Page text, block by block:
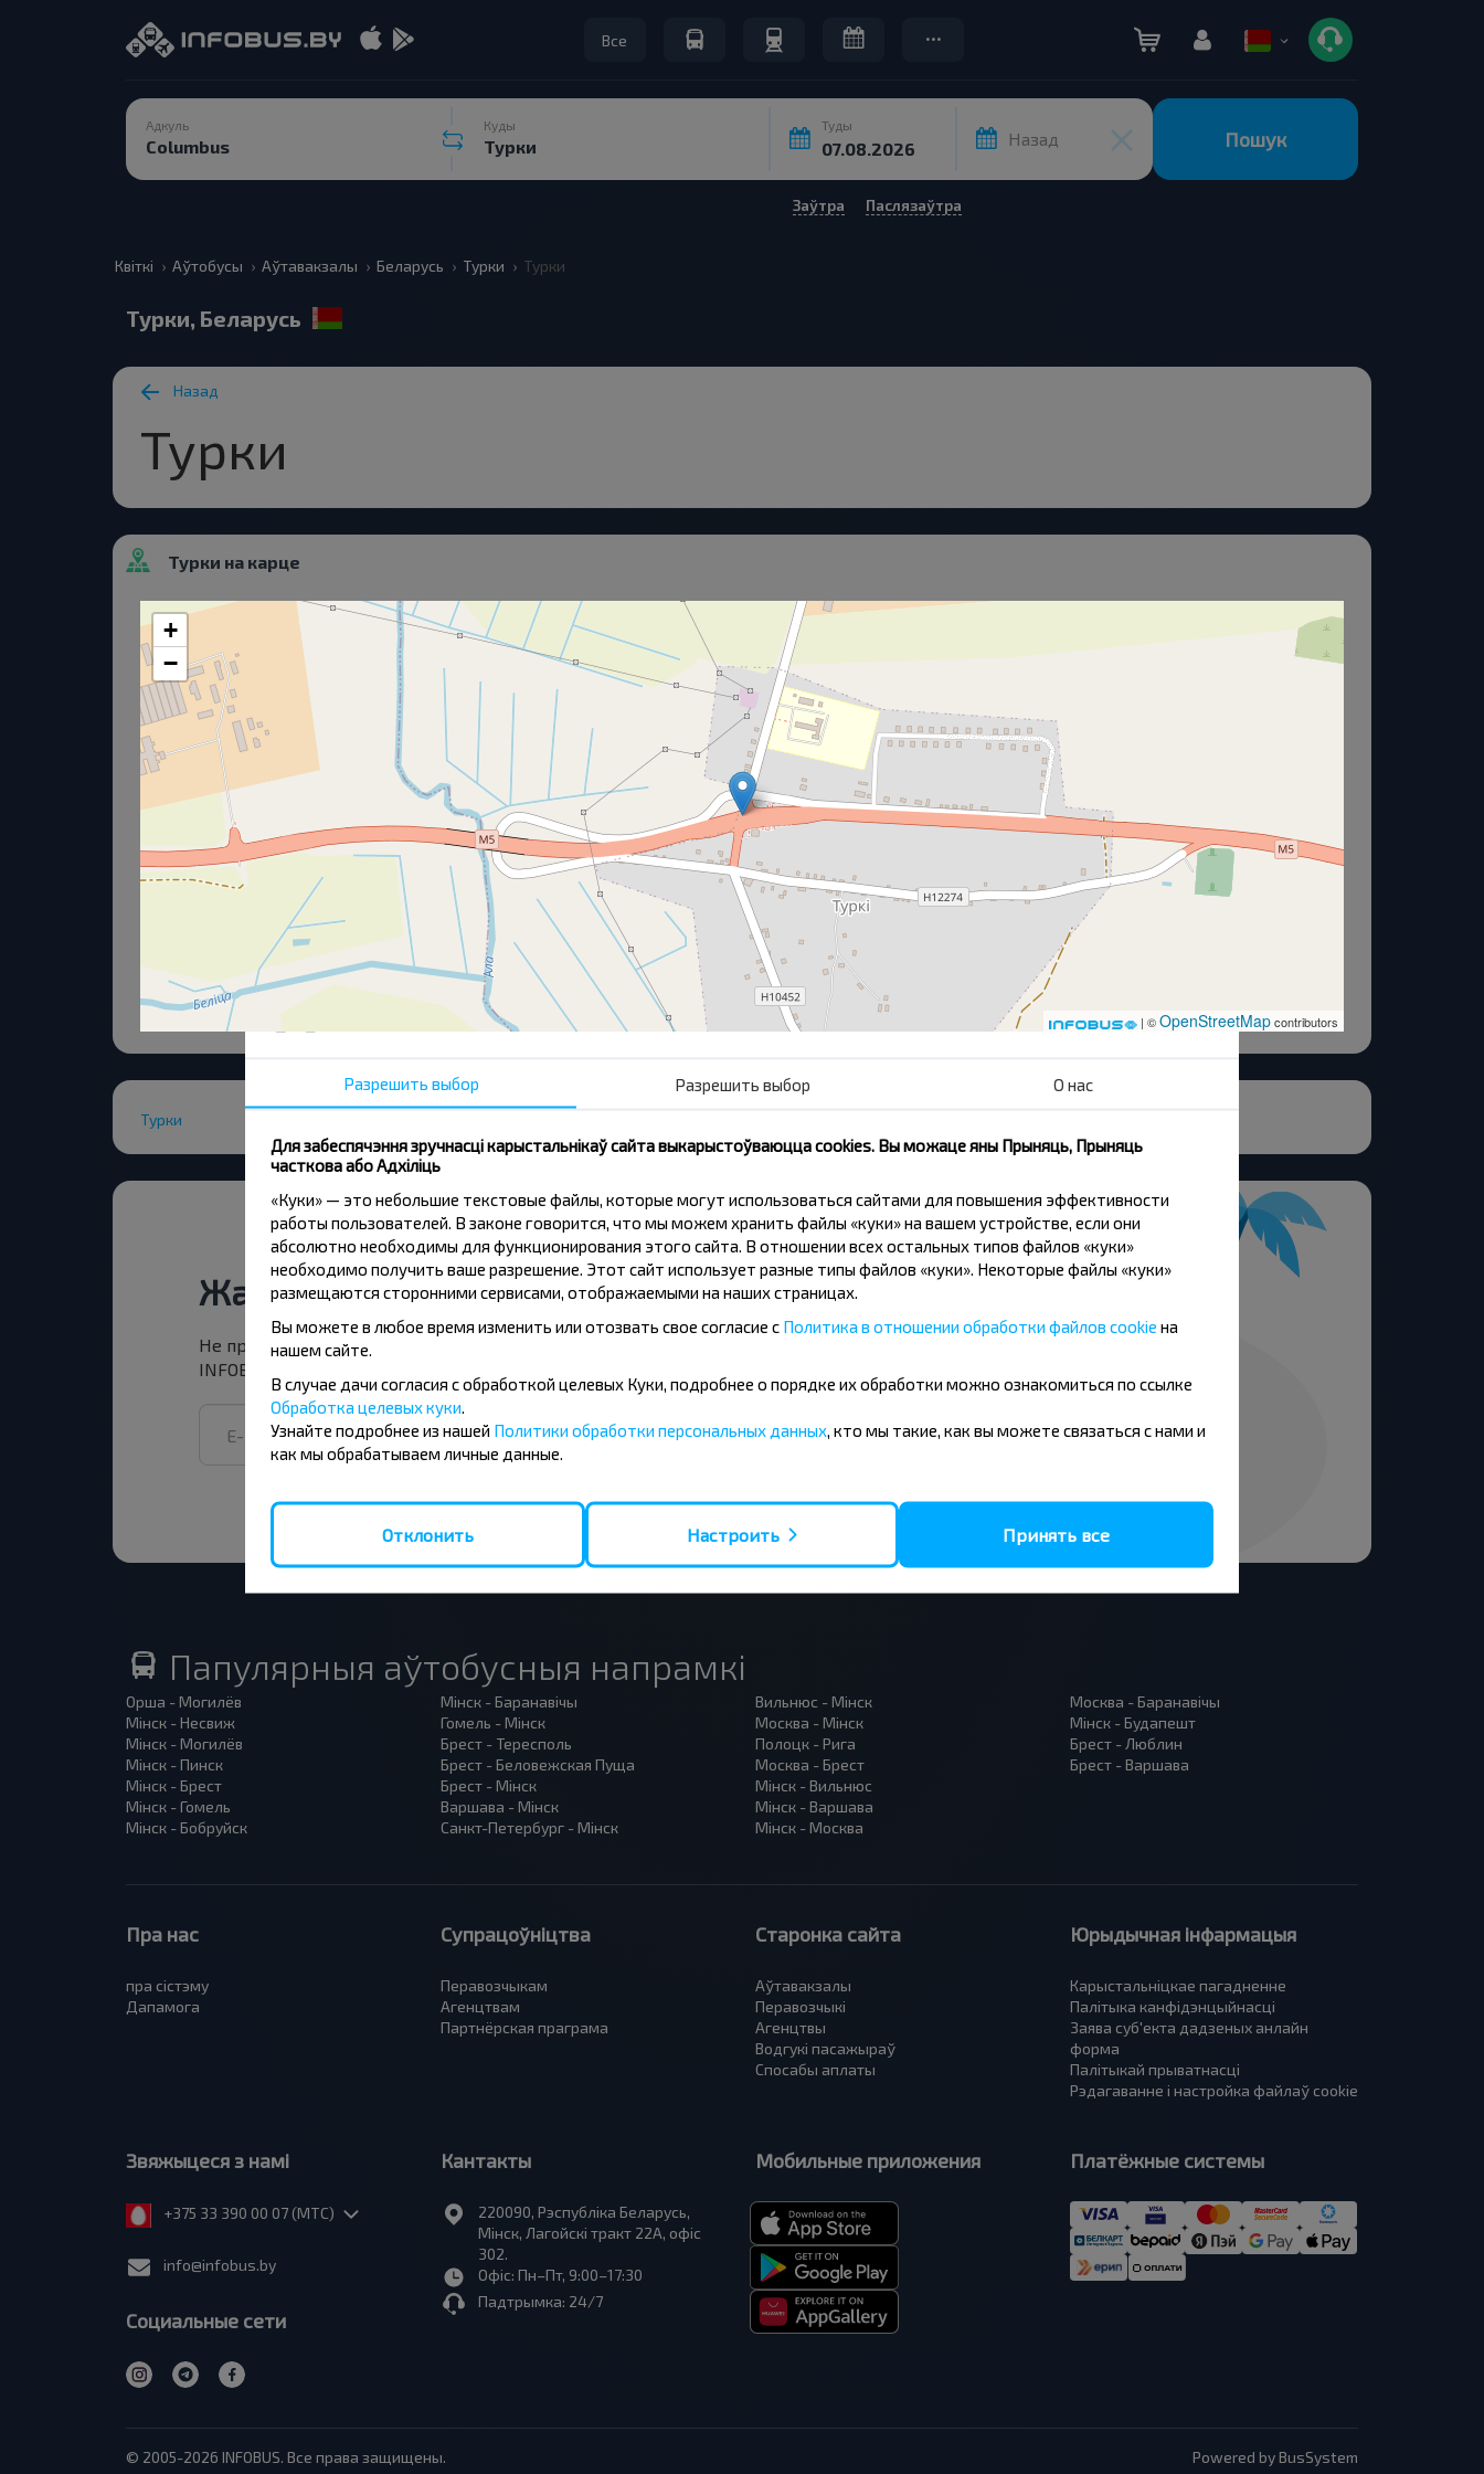
Все
Адкуль Куды Туды
Назад Пошук
Заўтра Паслязаўтра
Квіткі Аўтобусы Аўтавакзалы Беларусь Турки Турки
Турки, Беларусь
Назад
Турки
Турки на карце
+
−
| ©OpenStreetMapcontributors
Турки
Жадаеце падарожнічаць танней?
Не прапусці спецыяльныя акцыі, зніжкі і іншыя цікавыя прапановы
INFOBUS. Падпішыся на атрыманне навін і падарожнічай з намі танней!
Падпісацц
Папулярныя аўтобусныя напрамкі
Орша - Могилёв
Мінск - Несвиж
Мінск - Могилёв
Мінск - Пинск
Мінск - Брест
Мінск - Гомель
Мінск - Бобруйск
Мінск - Баранавiчы
Гомель - Мінск
Брест - Тересполь
Брест - Беловежская Пуща
Брест - Мінск
Варшава - Мінск
Санкт-Петербург - Мінск
Вильнюс - Мінск
Москва - Мінск
Полоцк - Рига
Москва - Брест
Мінск - Вильнюс
Мінск - Варшава
Мінск - Москва
Москва - Баранавiчы
Мінск - Будапешт
Брест - Люблин
Брест - Варшава
Пра нас
пра сiстэму
Дапамога
Супрацоўніцтва
Перавозчыкам
Агенцтвам
Партнёрская праграма
Старонка сайта
Аўтавакзалы
Перавозчыкі
Агенцтвы
Водгукі пасажыраў
Спосабы аплаты
Юрыдычная інфармацыя
Карыстальніцкае пагадненне
Палітыка канфідэнцыйнасці
Заява суб'екта дадзеных анлайн
форма
Палітыкай прыватнасці
Рэдагаванне і настройка файлаў cookie
Звяжыцеся з намі
+375 33 390 00 07 (МТС)
info@infobus.by
Социальные сети
Кантакты
220090, Рэспубліка Беларусь,
Мінск, Лагойскі тракт 22A, офіс
302.
Офіс: Пн–Пт, 9:00–17:30
Падтрымка: 24/7
Мобильные приложения Платёжные системы
© 2005-2026 INFOBUS. Все права защищены. Powered by BusSystem
Разрешить выбор Разрешить выбор О нас
Для забеспячэння зручнасці карыстальнікаў сайта выкарыстоўваюцца cookies. Вы можаце яны Прыняць, Прыняць
часткова або Адхіліць
«Куки» — это небольшие текстовые файлы, которые могут использоваться сайтами для повышения эффективности
работы пользователей. В законе говорится, что мы можем хранить файлы «куки» на вашем устройстве, если они
абсолютно необходимы для функционирования этого сайта. В отношении всех остальных типов файлов «куки»
необходимо получить ваше разрешение. Этот сайт использует разные типы файлов «куки». Некоторые файлы «куки»
размещаются сторонними сервисами, отображаемыми на наших страницах.
Вы можете в любое время изменить или отозвать свое согласие с Политика в отношении обработки файлов cookie на
нашем сайте.
В случае дачи согласия с обработкой целевых Куки, подробнее о порядке их обработки можно ознакомиться по ссылке
Обработка целевых куки
Узнайте подробнее из нашей Политики обработки персональных данных , кто мы такие, как вы можете связаться с нами и
как мы обрабатываем личные данные.
Отклонить Настроить Принять все